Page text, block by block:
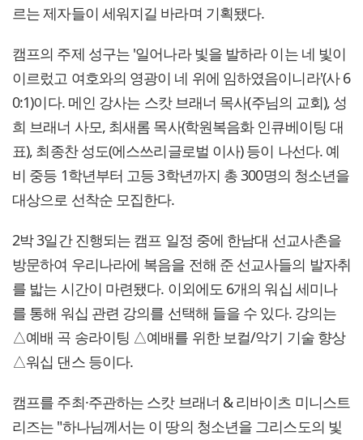
르는 제자들이 세워지길 바라며 기획됐다.
캠프의 주제 성구는 '일어나라 빛을 발하라 이는 네 빛이
이르렀고 여호와의 영광이 네 위에 임하였음이니라'(사 6
0:1)이다. 메인 강사는 스캇 브래너 목사(주님의 교회), 성
희 브래너 사모, 최새롬 목사(학원복음화 인큐베이팅 대
표), 최종찬 성도(에스쓰리글로벌 이사) 등이 나선다. 예
비 중등 1학년부터 고등 3학년까지 총 300명의 청소년을
대상으로 선착순 모집한다.
2박 3일간 진행되는 캠프 일정 중에 한남대 선교사촌을
방문하여 우리나라에 복음을 전해 준 선교사들의 발자취
를 밟는 시간이 마련됐다. 이외에도 6개의 워십 세미나
를 통해 워십 관련 강의를 선택해 들을 수 있다. 강의는
△예배 곡 송라이팅 △예배를 위한 보컬/악기 기술 향상
△워십 댄스 등이다.
캠프를 주최·주관하는 스캇 브래너 & 리바이츠 미니스트
리즈는 "하나님께서는 이 땅의 청소년을 그리스도의 빛